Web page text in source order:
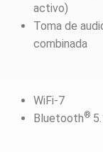
activo)
Toma de
combinada
WiFi-7
Bluetooth®